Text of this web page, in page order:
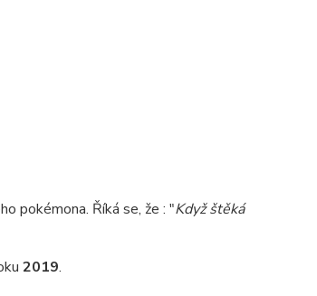
pokémona. Říká se, že : "Když štěká
2019.